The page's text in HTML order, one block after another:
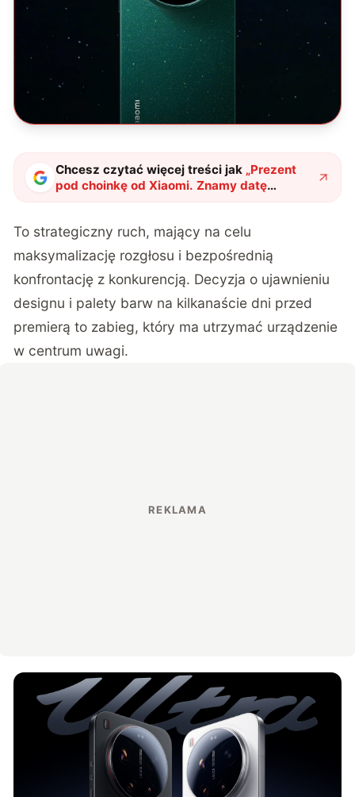
Chcesz czytać więcej treści jak „Prezent
pod choinkę od Xiaomi. Znamy datę
premiery i wygląd Xiaomi 17 Ultra"?
To strategiczny ruch, mający na celu
maksymalizację rozgłosu i bezpośrednią
konfrontację z konkurencją. Decyzja o ujawnieniu
designu i palety barw na kilkanaście dni przed
premierą to zabieg, który ma utrzymać urządzenie
w centrum uwagi.